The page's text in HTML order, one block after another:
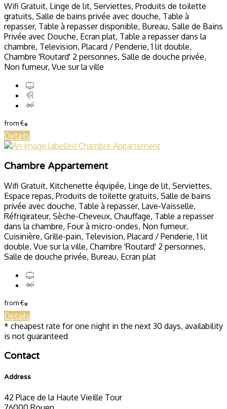
Wifi Gratuit, Linge de lit, Serviettes, Produits de toilette
gratuits, Salle de bains privée avec douche, Table à
repasser, Table à repasser disponible, Bureau, Salle de Bains
Privée avec Douche, Ecran plat, Table a repasser dans la
chambre, Television, Placard / Penderie, 1 lit double,
Chambre 'Routard' 2 personnes, Salle de douche privée,
Non fumeur, Vue sur la ville
from€*
Details
Chambre Appartement
Wifi Gratuit, Kitchenette équipée, Linge de lit, Serviettes,
Espace repas, Produits de toilette gratuits, Salle de bains
privée avec douche, Table à repasser, Lave-Vaisselle,
Réfrigirateur, Sèche-Cheveux, Chauffage, Table a repasser
dans la chambre, Four à micro-ondes, Non fumeur,
Cuisinière, Grille-pain, Television, Placard / Penderie, 1 lit
double, Vue sur la ville, Chambre 'Routard' 2 personnes,
Salle de douche privée, Bureau, Ecran plat
from€*
Details
* cheapest rate for one night in the next 30 days, availability
is not guaranteed
Contact
Address
42 Place de la Haute Vieille Tour